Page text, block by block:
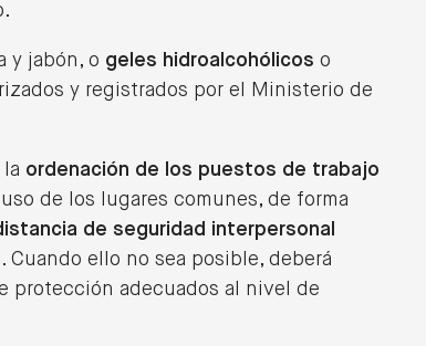
y jabón, o geles hidroalcohólicos o
y registrados por el Ministerio de
ordenación de los puestos de trabajo
de los lugares comunes, de forma
de seguridad interpersonal
Cuando ello no sea posible, deberá
protección adecuados al nivel de